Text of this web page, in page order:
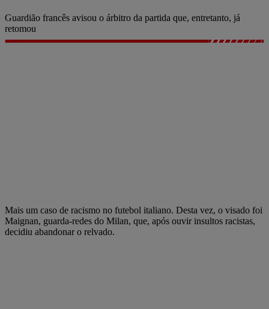
Guardião francês avisou o árbitro da partida que, entretanto, já
retomou
Mais um caso de racismo no futebol italiano. Desta vez, o visado foi
Maignan, guarda-redes do Milan, que, após ouvir insultos racistas,
decidiu abandonar o relvado.